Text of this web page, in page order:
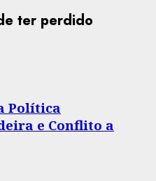
ter perdido
Política
e Conflito a